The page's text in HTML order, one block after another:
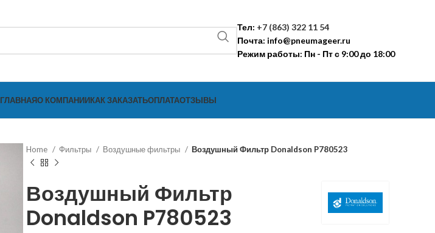
Тел: +7 (863) 322 11 54
Почта: info@pneumageer.ru
Режим работы: Пн - Пт с 9:00 до 18:00
ГЛАВНАЯО КОМПАНИИКАК ЗАКАЗАТЬОПЛАТАОТЗЫВЫ
Home Фильтры Воздушные фильтры Воздушный Фильтр Donaldson P780523
Воздушный Фильтр
Donaldson P780523